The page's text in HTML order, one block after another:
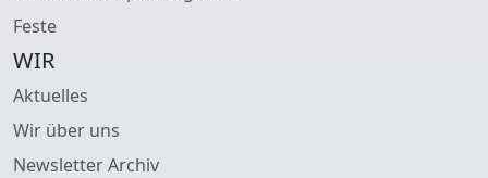
Feste
WIR
Aktuelles
Wir über uns
Newsletter Archiv